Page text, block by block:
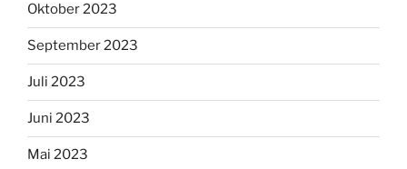
Oktober 2023
September 2023
Juli 2023
Juni 2023
Mai 2023